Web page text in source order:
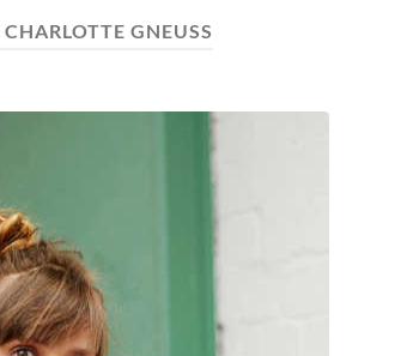
CHARLOTTE GNEUSS